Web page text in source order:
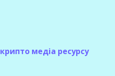
крипто медіа ресурсу